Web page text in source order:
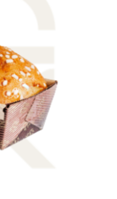
/